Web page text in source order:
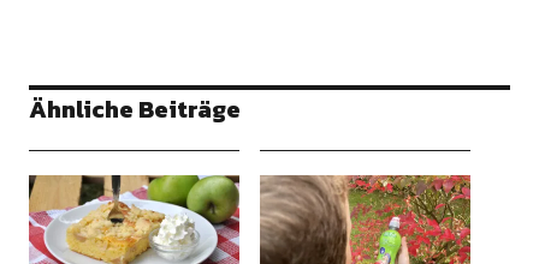
Ähnliche Beiträge